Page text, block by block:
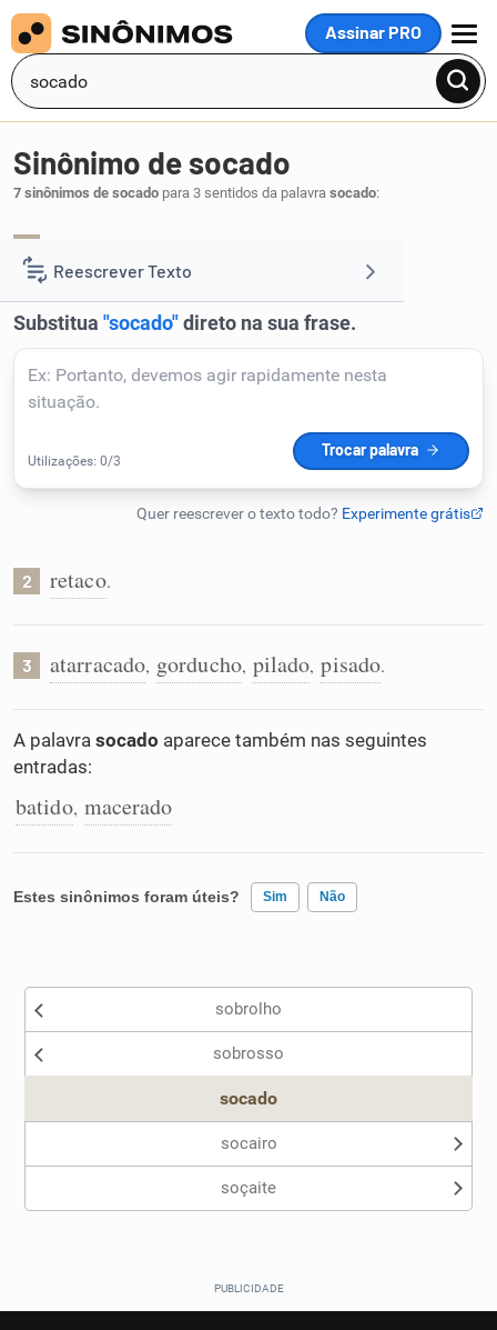
Assinar PRO
MENU
Reescrever Texto
Resumir Texto
Corrigir Texto
Detector de IA
Humanizador de IA
Conexões
Caça-palavras
Dicionário
Sinônimo de socado
7 sinônimos de socado para 3 sentidos da palavra socado:
2 retaco.
3 atarracado, gorducho, pilado, pisado.
A palavra socado aparece também nas seguintes
entradas:
batido, macerado
Estes sinônimos foram úteis? Sim Não
Nenhum dos sinônimos apresentados me ajudou
sobrolho
sobrosso
socado
socairo
soçaite